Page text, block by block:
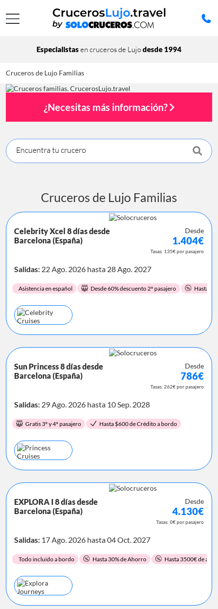
Especialistasen cruceros de Lujodesde 1994
Cruceros de Lujo Familias
¿Necesitas más información?
Encuentra tu crucero
Cruceros de Lujo Familias
Celebrity Xcel 8 días desde
Barcelona (España)
Desde
1.404€
Tasas: 135€ por pasajero
Salidas: 22 Ago. 2026 hasta 28 Ago. 2027
Asistencia en español Desde 60% descuento 2º pasajero Hasta
Sun Princess 8 días desde
Barcelona (España)
Desde
786€
Tasas: 262€ por pasajero
Salidas: 29 Ago. 2026 hasta 10 Sep. 2028
Gratis 3º y 4º pasajero Hasta $600 de Crédito a bordo
EXPLORA I 8 días desde
Barcelona (España)
Desde
4.130€
Tasas: 0€ por pasajero
Salidas: 17 Ago. 2026 hasta 04 Oct. 2027
Todo incluido a bordo Hasta 30% de Ahorro Hasta 3500€ de